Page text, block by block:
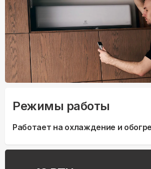
Режимы работы
Работает на охлаждение и